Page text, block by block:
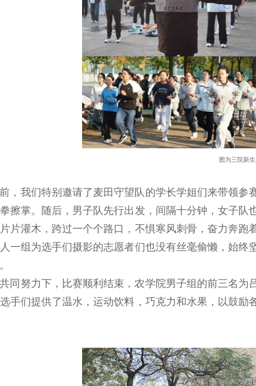
图为三院新
，我们特别邀请了麦田守望队的学长学姐们来带领
擦掌。随后，男子队先行出发，间隔十分钟，女子
片灌木，跨过一个个路口，不惧寒风刺骨，奋力奔
一组为选手们摄影的志愿者们也没有丝毫偷懒，始
同努力下，比赛顺利结束，农学院男子组的前三名
手们提供了温水，运动饮料，巧克力和水果，以鼓